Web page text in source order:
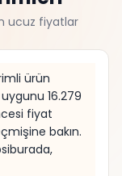
ucuz fiyatlar
ürün
16.279
fiyat
bakın.